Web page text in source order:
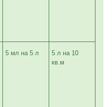
5 мл на 5 л
5 л на 10
кв.м